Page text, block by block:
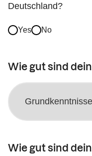
Deutschland?
Yes No
Wie gut sind
Wie gut sind